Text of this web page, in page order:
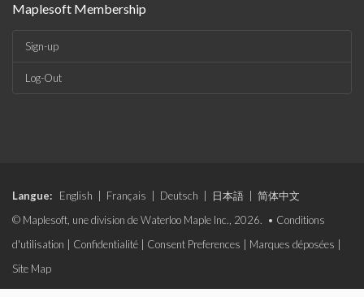
Maplesoft Membership
Sign-up
Log-Out
Langue: English Français Deutsch 日本語
简体中文
© Maplesoft, une division de Waterloo Maple Inc., 2026. • Conditions
d'utilisation
Confidentialité Consent Preferences Marques déposées
Site Map